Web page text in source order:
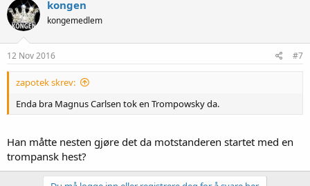
kongen
kongemedlem
12 Nov 2016 #7
zapotek skrev:
Enda bra Magnus Carlsen tok en Trompowsky da.
Han måtte nesten gjøre det da motstanderen startet med en
trompansk hest?